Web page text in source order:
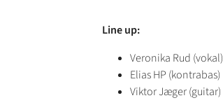
Line up:
Veronika Rud (vokal)
Elias HP (kontrabas)
Viktor Jæger (guitar)